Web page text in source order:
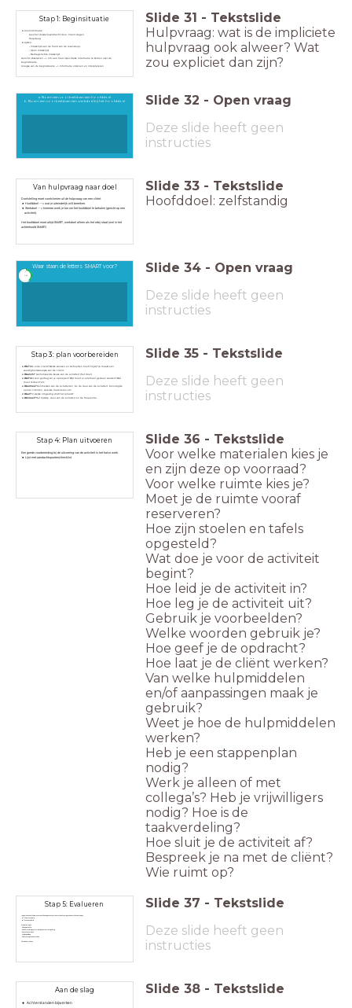
Stap 1: Beginsituatie
Voorinformatie:
Lees het dossier/overdracht door. Client vragen.
Hulpvraag
Lijsten:
- Intakelijst aan de hand van de levensloop.
- Open intakelijst
- Mediagerichte intakelijst
Gericht observeren --> om aan meer specifieke informatie te komen over de
beginsituatie.
Analyse van de beginsituatie --> Informatie ordenen en interpreteren
Slide 31 - Tekstslide
Hulpvraag: wat is de impliciete
hulpvraag ook alweer? Wat
zou expliciet dan zijn?
a. Noem een voorbeeld van een hoofddoel
b. Noem een voorbeeld van een werkdoel bij het hoofddoel
Slide 32 - Open vraag
Deze slide heeft geen
instructies
Van hulpvraag naar doel
Doelstelling moet voortvloeien uit de hulpvraag van een cliënt.
Hoofddoel --> wat je uiteindelijk wilt bereiken.
Werkdoel --> hiermee werk je toe om het hoofddoel te behalen (gericht op een
activiteit).
Het hoofddoel moet altijd SMART, werkdoel alleen als het erbij staat (wel in het
achterhoofd SMART)
Slide 33 - Tekstslide
Hoofddoel: zelfstandig
Waar staan de letters SMART voor?
1:00
Slide 34 - Open vraag
Deze slide heeft geen
instructies
Stap 3: plan voorbereiden
Wie?Wie is de cliënt? Welke wensen en behoeften heeft hij/zij? Je maakt een
vaardigheidsanalyse van de cliënt.
Waarom?Gemotiveerde keuze van de activiteit (het doel).
Wat?Wat voor gedrag wil je oproepen? Wat moet er allemaal gedaan worden? Wat
moet ik doen? etc.
Waarmee?Kenmerken van de activiteiten, bv. de duur van de activiteit, benodigde
aantal cliënten, vereiste materialen etc.
Waar?In welke omgeving vindt het plaats?
Wanneer?Het tijdstip, duur van de activiteit en de frequentie.
Slide 35 - Tekstslide
Deze slide heeft geen
instructies
Stap 4: Plan uitvoeren
Een goede voorbereiding bij de uitvoering van de activiteit is het halve werk.
Lijst met aandachtspunten/checklist
Slide 36 - Tekstslide
Voor welke materialen kies je
en zijn deze op voorraad?
Voor welke ruimte kies je?
Moet je de ruimte vooraf
reserveren?
Hoe zijn stoelen en tafels
opgesteld?
Wat doe je voor de activiteit
begint?
Hoe leid je de activiteit in?
Hoe leg je de activiteit uit?
Gebruik je voorbeelden?
Welke woorden gebruik je?
Hoe geef je de opdracht?
Hoe laat je de cliënt werken?
Van welke hulpmiddelen
en/of aanpassingen maak je
gebruik?
Weet je hoe de hulpmiddelen
werken?
Heb je een stappenplan
nodig?
Werk je alleen of met
collega’s? Heb je vrijwilligers
nodig? Hoe is de
taakverdeling?
Hoe sluit je de activiteit af?
Bespreek je na met de cliënt?
Wie ruimt op?
Stap 5: Evalueren
Je gaat na hoe het hele proces vanaf de beginsituatie tot en met de uitvoering van de activiteit is verlopen.
Productevaluatie
Procesevaluatie
Evaluatievragen
- De beginsituatie
- Doelformulering en formulering van concreet gedrag
- Keuze van activiteit
- Mijn begeleiding
- De uitvoering van de activiteit
Conclusies trekken
Slide 37 - Tekstslide
Deze slide heeft geen
instructies
Aan de slag
Achterstanden bijwerken
Slide 38 - Tekstslide